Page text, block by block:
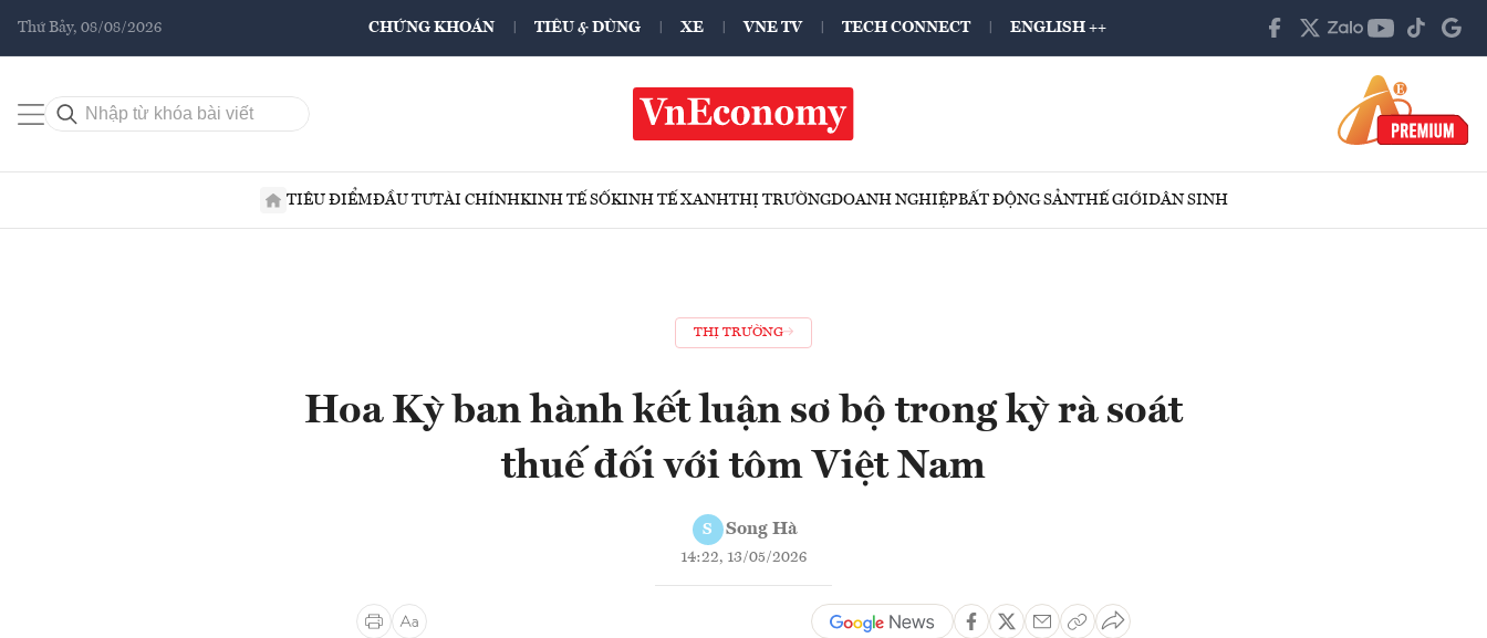
Thứ Bảy, 08/08/2026 CHỨNG KHOÁN TIÊU & DÙNG XE VNE TV TECH CONNECT ENGLISH ++
TIÊU ĐIỂMĐẦU TƯTÀI CHÍNHKINH TẾ SỐKINH TẾ XANHTHỊ TRƯỜNGDOANH NGHIỆPBẤT ĐỘNG SẢNTHẾ GIỚIDÂN SINH
THỊ TRƯỜNG
Hoa Kỳ ban hành kết luận sơ bộ trong kỳ rà soát
thuế đối với tôm Việt Nam
S Song Hà
14:22, 13/05/2026